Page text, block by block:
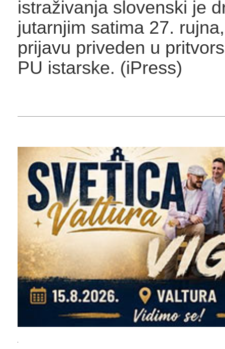
istraživanja slovenski je
jutarnjim satima 27.
prijavu priveden u
PU istarske. (iPress)